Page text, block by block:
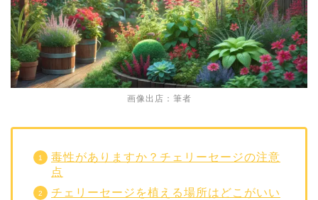
画像出店：筆者
毒性がありますか？チェリーセージの注意
点
チェリーセージを植える場所はどこがいい